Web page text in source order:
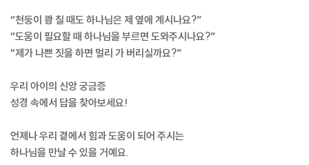
“천둥이 쾅 칠 때도 하나님은 제 옆에 계시나요?”
“도움이 필요할 때 하나님을 부르면 도와주시나요?”
“제가 나쁜 짓을 하면 멀리 가 버리실까요?”
우리 아이의 신앙 궁금증
성경 속에서 답을 찾아보세요!
언제나 우리 곁에서 힘과 도움이 되어 주시는
하나님을 만날 수 있을 거예요.